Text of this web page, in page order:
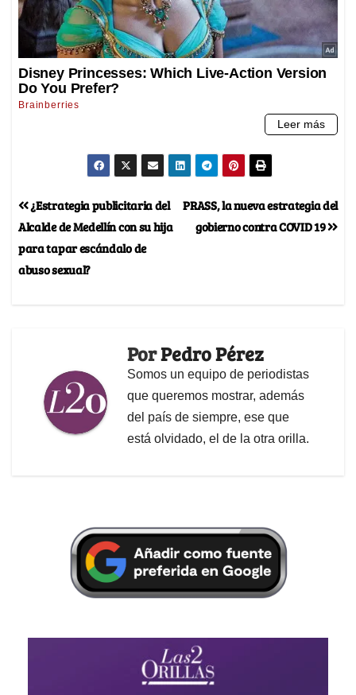
PRASS, la nueva estrategia del
gobierno contra COVID 19
¿Estrategia publicitaria del
Alcalde de Medellín con su hija
para tapar escándalo de
abuso sexual?
PorPedro Pérez
Somos un equipo de periodistas
que queremos mostrar, además
del país de siempre, ese que
está olvidado, el de la otra orilla.